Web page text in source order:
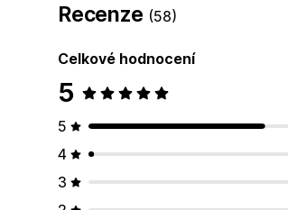
Recenze (58)
Celkové hodnocení
5
5
4
3